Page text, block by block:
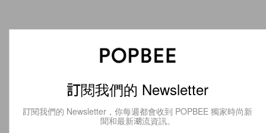
訂閱我們的 Newsletter
訂閱我們的 Newsletter，你每週都會收到 POPBEE 獨家時尚新
聞和最新潮流資訊。